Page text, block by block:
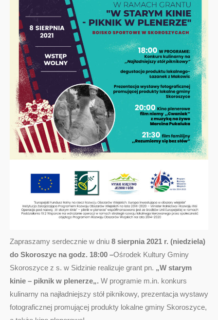
Zapraszamy serdecznie w dniu 8 sierpnia 2021 r. (niedziela)
do Skoroszyc na godz. 18:00 –Ośrodek Kultury Gminy
Skoroszyce z s. w Sidzinie realizuje grant pn. „W starym
kinie – piknik w plenerze„. W programie m.in. konkurs
kulinarny na najładniejszy stół piknikowy, prezentacja wystawy
fotograficznej promującej produkty lokalne gminy Skoroszyce,